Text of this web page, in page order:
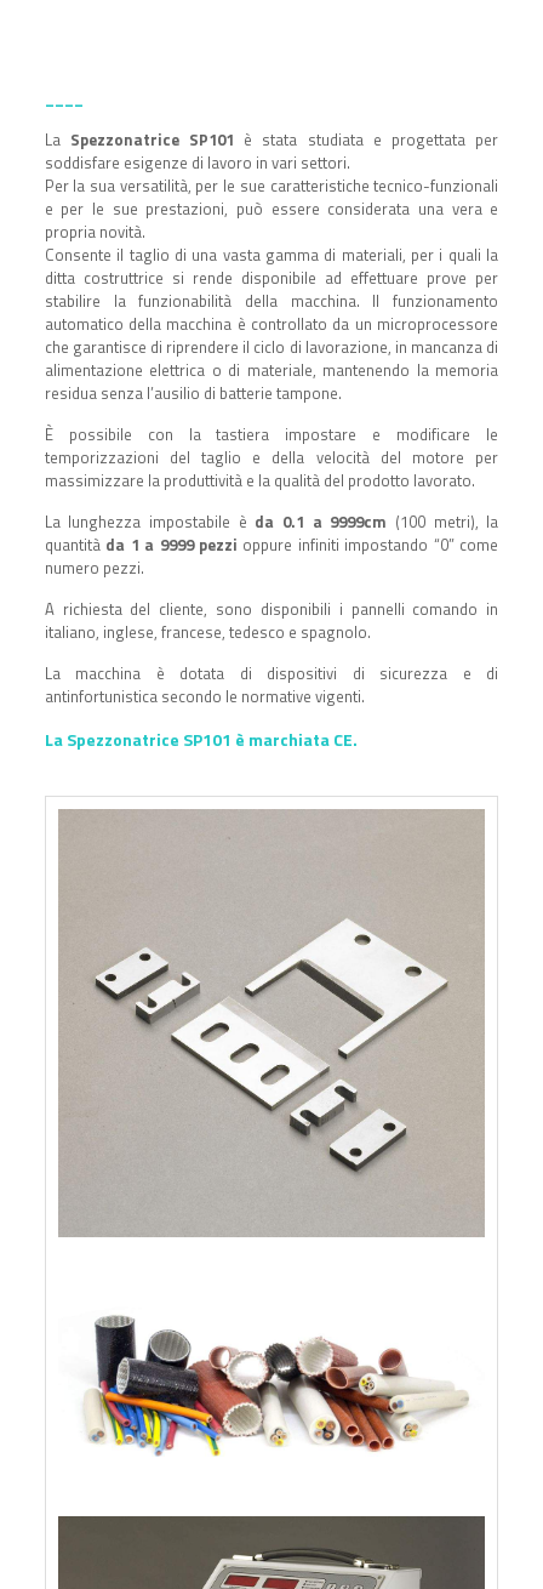
La Spezzonatrice SP101 è stata studiata e progettata per
soddisfare esigenze di lavoro in vari settori.
Per la sua versatilità, per le sue caratteristiche tecnico-funzionali
e per le sue prestazioni, può essere considerata una vera e
propria novità.
Consente il taglio di una vasta gamma di materiali, per i quali la
ditta costruttrice si rende disponibile ad effettuare prove per
stabilire la funzionabilità della macchina. Il funzionamento
automatico della macchina è controllato da un microprocessore
che garantisce di riprendere il ciclo di lavorazione, in mancanza di
alimentazione elettrica o di materiale, mantenendo la memoria
residua senza l’ausilio di batterie tampone.
È possibile con la tastiera impostare e modificare le
temporizzazioni del taglio e della velocità del motore per
massimizzare la produttività e la qualità del prodotto lavorato.
La lunghezza impostabile è da 0.1 a 9999cm (100 metri), la
quantità da 1 a 9999 pezzi oppure infiniti impostando “0” come
numero pezzi.
A richiesta del cliente, sono disponibili i pannelli comando in
italiano, inglese, francese, tedesco e spagnolo.
La macchina è dotata di dispositivi di sicurezza e di
antinfortunistica secondo le normative vigenti.
La Spezzonatrice SP101 è marchiata CE.